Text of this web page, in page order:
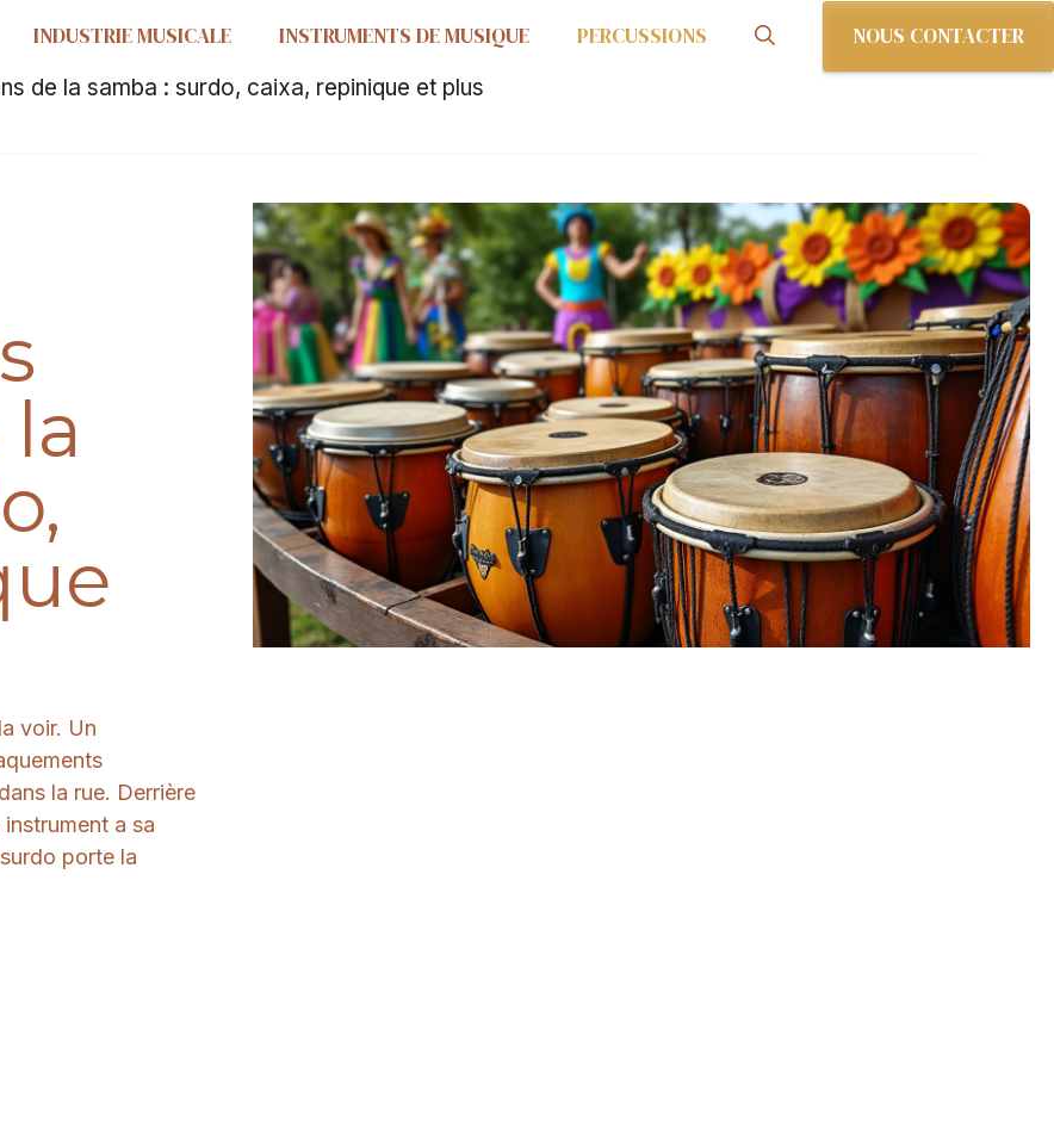
INDUSTRIE MUSICALE INSTRUMENTS DE MUSIQUE PERCUSSIONS NOUS CONTACTER
de la samba : surdo, caixa, repinique et plus
voir. Un
la rue. Derrière
a sa
porte la